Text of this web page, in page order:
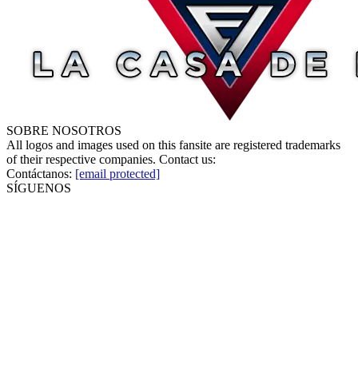
SOBRE NOSOTROS
All logos and images used on this fansite are registered trademarks
of their respective companies. Contact us:
Contáctanos: [email protected]
SÍGUENOS